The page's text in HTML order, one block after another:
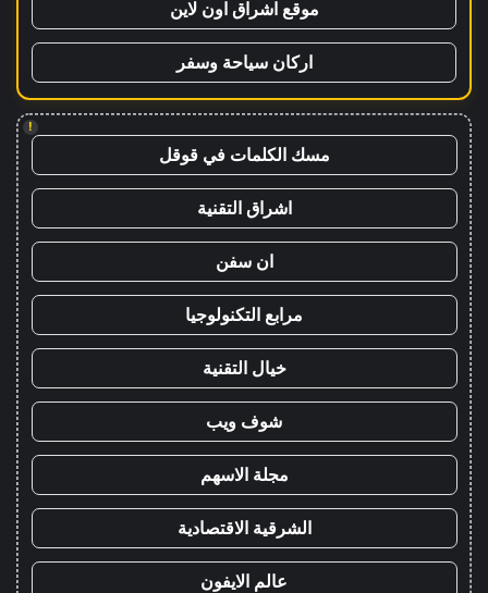
موقع اشراق اون لاين
اركان سياحة وسفر
!
مسك الكلمات في قوقل
اشراق التقنية
ان سفن
مرابع التكنولوجيا
خيال التقنية
شوف ويب
مجلة الاسهم
الشرقية الاقتصادية
عالم الايفون